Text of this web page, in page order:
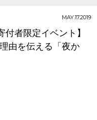
者限定イベント】
由を伝える「夜か
MAY.17.2019